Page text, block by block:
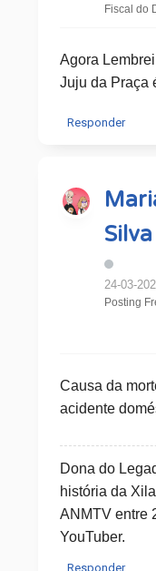
Fiscal do
Agora
Juju da Praça
Responder
Silva
24-03-
Posting
Causa da
acidente
Dona do
história da
ANMTV entre
YouTuber.
Responder